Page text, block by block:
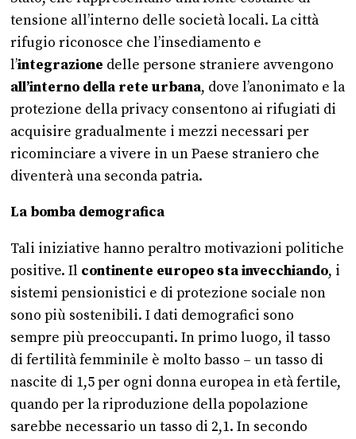
tensione all’interno delle società locali. La città
rifugio riconosce che l’insediamento e
l’integrazione delle persone straniere avvengono
all’interno della rete urbana, dove l’anonimato e la
protezione della privacy consentono ai rifugiati di
acquisire gradualmente i mezzi necessari per
ricominciare a vivere in un Paese straniero che
diventerà una seconda patria.
La bomba demografica
Tali iniziative hanno peraltro motivazioni politiche
positive. Il continente europeo sta invecchiando, i
sistemi pensionistici e di protezione sociale non
sono più sostenibili. I dati demografici sono
sempre più preoccupanti. In primo luogo, il tasso
di fertilità femminile è molto basso – un tasso di
nascite di 1,5 per ogni donna europea in età fertile,
quando per la riproduzione della popolazione
sarebbe necessario un tasso di 2,1. In secondo